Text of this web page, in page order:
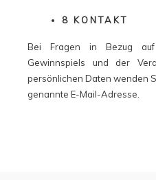
8 KONTAKT
Bei Fragen in Bezug auf
Gewinnspiels und der
persönlichen Daten wenden
genannte E-Mail-Adresse.